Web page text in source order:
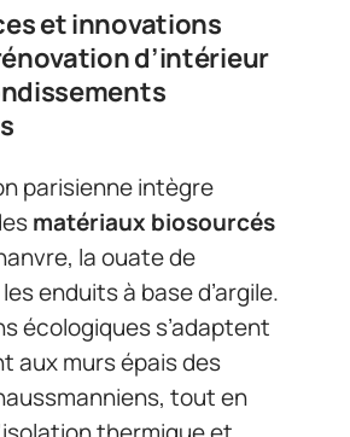
et innovations
d’intérieur
parisienne intègre
matériaux biosourcés
la ouate de
enduits à base d’argile.
écologiques s’adaptent
aux murs épais des
tout en